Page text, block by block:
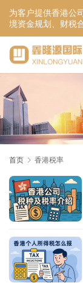
为客户提供香港公
境资金规划、财税
服务！
首页 香港税率